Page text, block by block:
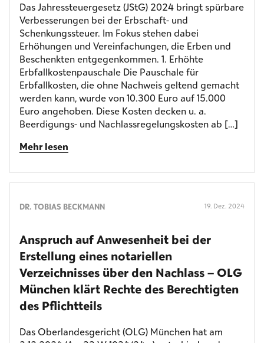
Das Jahressteuergesetz (JStG) 2024 bringt spürbare
Verbesserungen bei der Erbschaft- und
Schenkungssteuer. Im Fokus stehen dabei
Erhöhungen und Vereinfachungen, die Erben und
Beschenkten entgegenkommen. 1. Erhöhte
Erbfallkostenpauschale Die Pauschale für
Erbfallkosten, die ohne Nachweis geltend gemacht
werden kann, wurde von 10.300 Euro auf 15.000
Euro angehoben. Diese Kosten decken u. a.
Beerdigungs- und Nachlassregelungskosten ab […]
Mehr lesen
DR. TOBIAS BECKMANN 19. Dez. 2024
Anspruch auf Anwesenheit bei der
Erstellung eines notariellen
Verzeichnisses über den Nachlass – OLG
München klärt Rechte des Berechtigten
des Pflichtteils
Das Oberlandesgericht (OLG) München hat am